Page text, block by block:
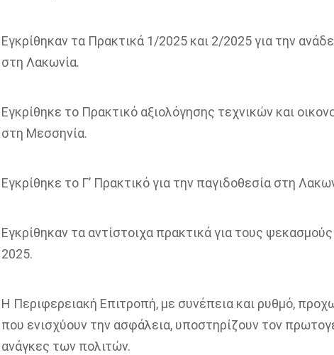
Εγκρίθηκαν τα Πρακτικά 1/2025 και 2/2025 για την
στη Λακωνία.
Εγκρίθηκε το Πρακτικό αξιολόγησης τεχνικών και
στη Μεσσηνία.
Εγκρίθηκε το Γ’ Πρακτικό για την παγιδοθεσία στη
Εγκρίθηκαν τα αντίστοιχα πρακτικά για τους
2025.
Η Περιφερειακή Επιτροπή, με συνέπεια και ρυθμό,
που ενισχύουν την ασφάλεια, υποστηρίζουν τον
ανάγκες των πολιτών.